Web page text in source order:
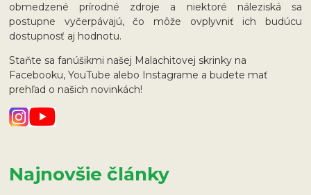
obmedzené prírodné zdroje a niektoré náleziská sa
postupne vyčerpávajú, čo môže ovplyvniť ich budúcu
dostupnosť aj hodnotu.
Staňte sa fanúšikmi našej Malachitovej skrinky na
Facebooku, YouTube alebo Instagrame a budete mať
prehľad o našich novinkách!
Najnovšie články